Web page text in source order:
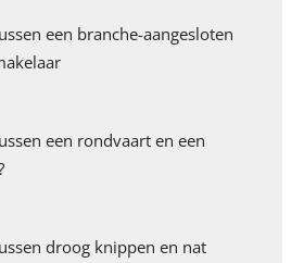
een branche-aangesloten
een rondvaart en een
droog knippen en nat